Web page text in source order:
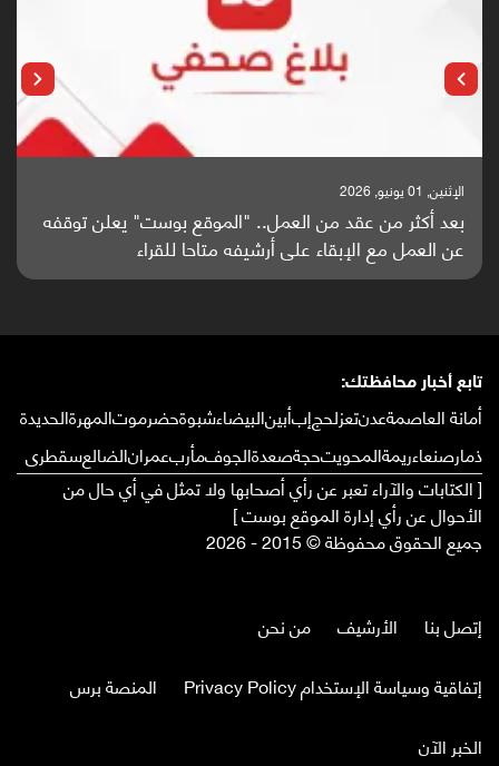
الإثنين, 25 مايو, 2026
باحثون من اليمن يدخلون سباق أبحاث ألزهايمر بدراسة
واعدة منشورة عالميا (ترجمة)
تابع أخبار محافظتك:
أمانة العاصمةعدنتعزلحجإبأبينالبيضاءشبوةحضرموتالمهرةالحديدة
ذمارصنعاءريمةالمحويتحجةصعدةالجوفمأربعمرانالضالعسقطرى
[ الكتابات والآراء تعبر عن رأي أصحابها ولا تمثل في أي حال من
الأحوال عن رأي إدارة الموقع بوست ]
جميع الحقوق محفوظة © 2015 - 2026
إتصل بنا الأرشيف
من نحن
إتفاقية وسياسة الإستخدام Privacy Policy
المنصة برس
الخبر الآن